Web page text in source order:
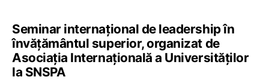
Seminar internaţional de leadership în
învățământul superior, organizat de
Asociaţia Internaţională a Universităţilor
la SNSPA